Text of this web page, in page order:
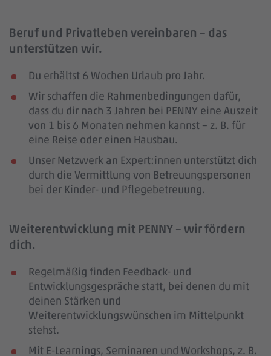
Beruf und Privatleben vereinbaren – das
unterstützen wir.
Du erhältst 6 Wochen Urlaub pro Jahr.
Wir schaffen die Rahmenbedingungen dafür,
dass du dir nach 3 Jahren bei PENNY eine Auszeit
von 1 bis 6 Monaten nehmen kannst – z. B. für
eine Reise oder einen Hausbau.
Unser Netzwerk an Expert:innen unterstützt dich
durch die Vermittlung von Betreuungspersonen
bei der Kinder- und Pflegebetreuung.
Weiterentwicklung mit PENNY – wir fördern
dich.
Regelmäßig finden Feedback- und
Entwicklungsgespräche statt, bei denen du mit
deinen Stärken und
Weiterentwicklungswünschen im Mittelpunkt
stehst.
Mit E-Learnings, Seminaren und Workshops, z. B.